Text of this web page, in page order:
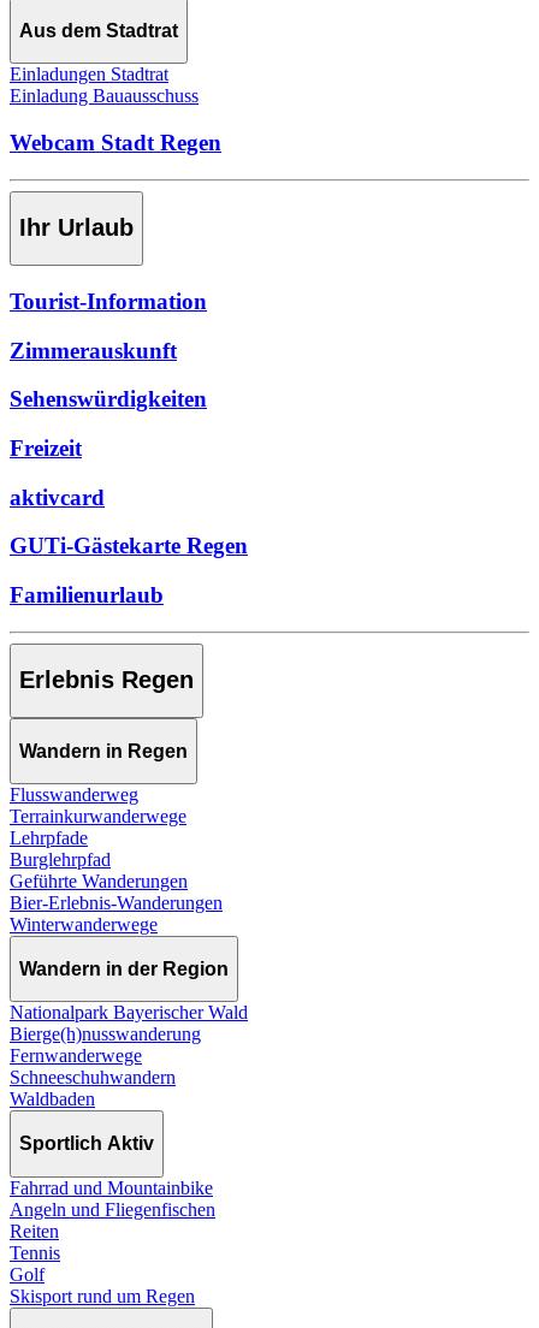
Aus dem Stadtrat
Einladungen Stadtrat
Einladung Bauausschuss
Webcam Stadt Regen
Ihr Urlaub
Tourist-Information
Zimmerauskunft
Sehenswürdigkeiten
Freizeit
aktivcard
GUTi-Gästekarte Regen
Familienurlaub
Erlebnis Regen
Wandern in Regen
Flusswanderweg
Terrainkurwanderwege
Lehrpfade
Burglehrpfad
Geführte Wanderungen
Bier-Erlebnis-Wanderungen
Winterwanderwege
Wandern in der Region
Nationalpark Bayerischer Wald
Bierge(h)nusswanderung
Fernwanderwege
Schneeschuhwandern
Waldbaden
Sportlich Aktiv
Fahrrad und Mountainbike
Angeln und Fliegenfischen
Reiten
Tennis
Golf
Skisport rund um Regen